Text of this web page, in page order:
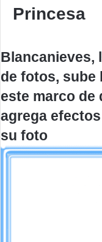
Princesa
Blancanieves,
de fotos, sube
este marco de
agrega
su foto